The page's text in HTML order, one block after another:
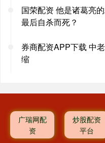
国荣配资 他是诸葛亮
最后自杀而死？
券商配资APP下载 中
缩
广瑞网配
资
炒股配资
平台